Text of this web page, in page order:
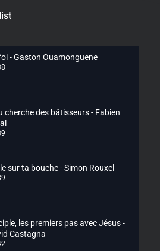
- Gaston Ouamonguene
cherche des bâtisseurs - Fabien
sur ta bouche - Simon Rouxel
les premiers pas avec Jésus -
Castagna